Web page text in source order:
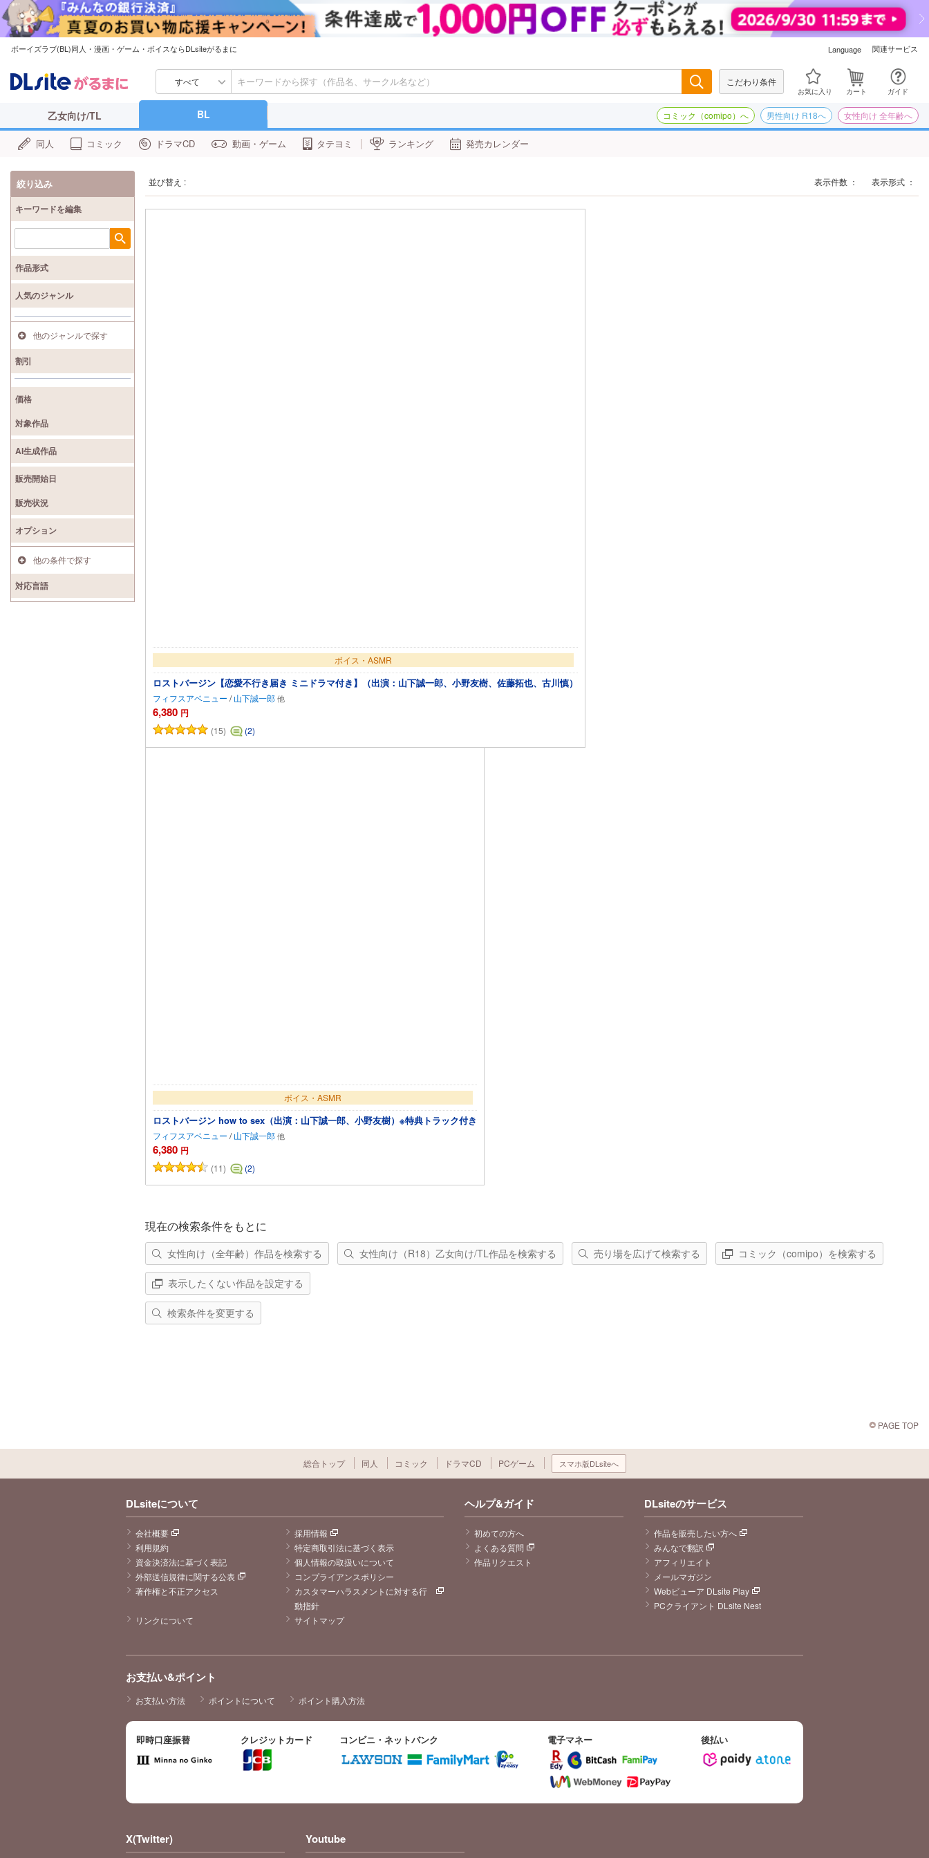
ボーイズラブ(BL)同人・漫画・ゲーム・ボイスならDLsiteがるまに Language 関連サービス
すべて こだわり条件
お気に入り カート ガイド
乙女向け/TL BL コミック（comipo）へ 男性向け R18へ 女性向け 全年齢へ
同人 コミック ドラマCD 動画・ゲーム タテヨミ ランキング 発売カレンダー
並び替え : 表示形式 ：
表示件数 ：
ボイス・ASMR
ロストバージン【恋愛不行き届き ミニドラマ付き】（出演：山下誠一郎、小野友樹、佐藤拓也、古川慎）
フィフスアベニュー / 山下誠一郎
6,380 円
(15) (2)
ボイス・ASMR
ロストバージン how to sex（出演：山下誠一郎、小野友樹）※特典トラック付き
フィフスアベニュー / 山下誠一郎
6,380 円
(11) (2)
現在の検索条件をもとに
女性向け（全年齢）作品を検索する 女性向け（R18）乙女向け/TL作品を検索する 売り場を広げて検索する コミック（comipo）を検索する
表示したくない作品を設定する
検索条件を変更する
絞り込み
キーワードを編集
検索
作品形式
人気のジャンル
他のジャンルで探す
割引
価格
対象作品
AI生成作品
販売開始日
販売状況
オプション
他の条件で探す
対応言語
PAGE TOP
総合トップ 同人 コミック ドラマCD PCゲーム スマホ版DLsiteへ
DLsiteについて
会社概要
採用情報
利用規約
特定商取引法に基づく表示
資金決済法に基づく表記
個人情報の取扱いについて
外部送信規律に関する公表
コンプライアンスポリシー
著作権と不正アクセス
カスタマーハラスメントに対する行
動指針
リンクについて
サイトマップ
ヘルプ&ガイド
初めての方へ
よくある質問
作品リクエスト
DLsiteのサービス
作品を販売したい方へ
みんなで翻訳
アフィリエイト
メールマガジン
Webビューア DLsite Play
PCクライアント DLsite Nest
お支払い&ポイント
お支払い方法 ポイントについて ポイント購入方法
即時口座振替 クレジットカード コンビニ・ネットバンク 電子マネー 後払い
X(Twitter) Youtube